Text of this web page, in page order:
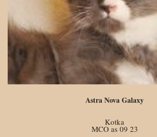
Astra Nova Galaxy
Kotka
MCO as 09 23